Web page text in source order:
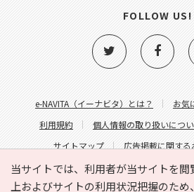
当サイトでは、利用者が当サイトを
上およびサイトの利用状況把握のため
e-NAVITA（イーナビタ）とは？ お気
利用規約
個人情報の取り扱いにつ
サイトマップ
広告掲載に関す
サイトの内容に関するお問
FOLLOW US!